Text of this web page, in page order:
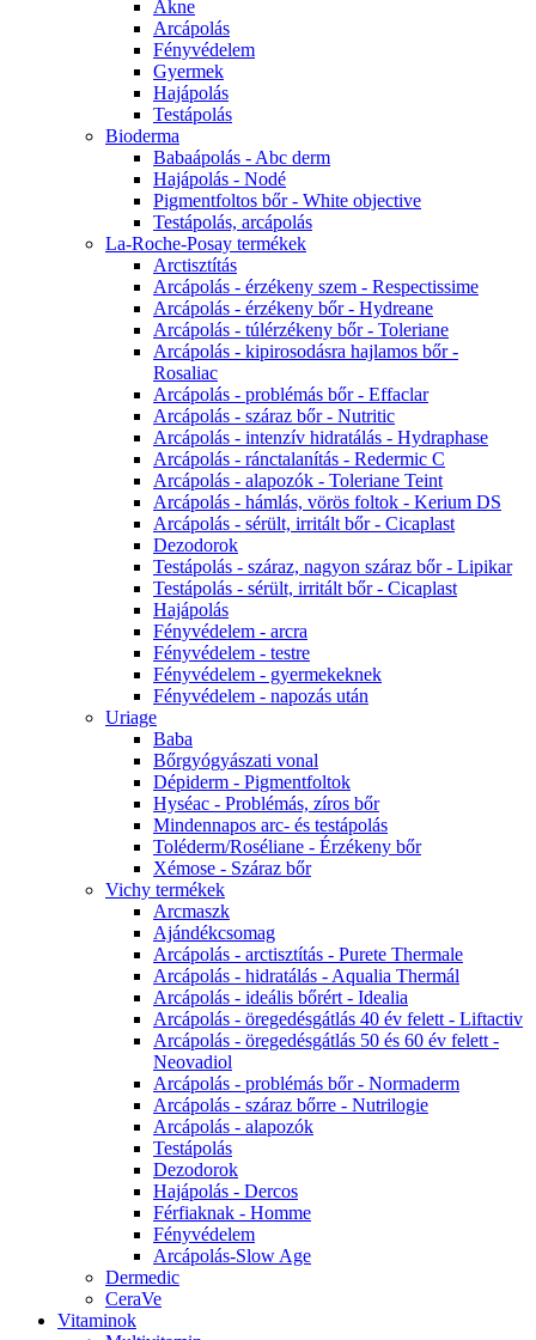
Akne
Arcápolás
Fényvédelem
Gyermek
Hajápolás
Testápolás
Bioderma
Babaápolás - Abc derm
Hajápolás - Nodé
Pigmentfoltos bőr - White objective
Testápolás, arcápolás
La-Roche-Posay termékek
Arctisztítás
Arcápolás - érzékeny szem - Respectissime
Arcápolás - érzékeny bőr - Hydreane
Arcápolás - túlérzékeny bőr - Toleriane
Arcápolás - kipirosodásra hajlamos bőr -
Rosaliac
Arcápolás - problémás bőr - Effaclar
Arcápolás - száraz bőr - Nutritic
Arcápolás - intenzív hidratálás - Hydraphase
Arcápolás - ránctalanítás - Redermic C
Arcápolás - alapozók - Toleriane Teint
Arcápolás - hámlás, vörös foltok - Kerium DS
Arcápolás - sérült, irritált bőr - Cicaplast
Dezodorok
Testápolás - száraz, nagyon száraz bőr - Lipikar
Testápolás - sérült, irritált bőr - Cicaplast
Hajápolás
Fényvédelem - arcra
Fényvédelem - testre
Fényvédelem - gyermekeknek
Fényvédelem - napozás után
Uriage
Baba
Bőrgyógyászati vonal
Dépiderm - Pigmentfoltok
Hyséac - Problémás, zíros bőr
Mindennapos arc- és testápolás
Toléderm/Roséliane - Érzékeny bőr
Xémose - Száraz bőr
Vichy termékek
Arcmaszk
Ajándékcsomag
Arcápolás - arctisztítás - Purete Thermale
Arcápolás - hidratálás - Aqualia Thermál
Arcápolás - ideális bőrért - Idealia
Arcápolás - öregedésgátlás 40 év felett - Liftactiv
Arcápolás - öregedésgátlás 50 és 60 év felett -
Neovadiol
Arcápolás - problémás bőr - Normaderm
Arcápolás - száraz bőrre - Nutrilogie
Arcápolás - alapozók
Testápolás
Dezodorok
Hajápolás - Dercos
Férfiaknak - Homme
Fényvédelem
Arcápolás-Slow Age
Dermedic
CeraVe
Vitaminok